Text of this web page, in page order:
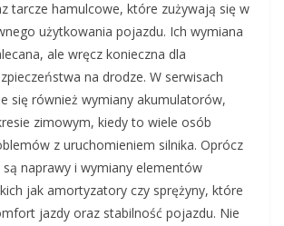
tarcze hamulcowe, które zużywają się w
użytkowania pojazdu. Ich wymiana
ale wręcz konieczna dla
na drodze. W serwisach
się również wymiany akumulatorów,
zimowym, kiedy to wiele osób
z uruchomieniem silnika. Oprócz
naprawy i wymiany elementów
jak amortyzatory czy sprężyny, które
jazdy oraz stabilność pojazdu. Nie